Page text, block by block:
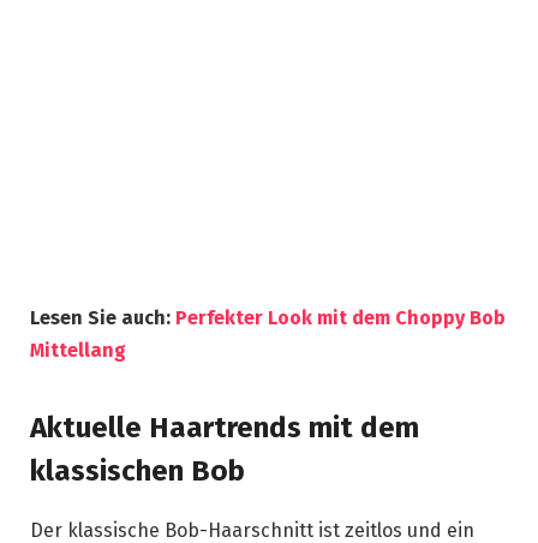
Lesen Sie auch: Perfekter Look mit dem Choppy Bob
Mittellang
Aktuelle Haartrends mit dem
klassischen Bob
Der klassische Bob-Haarschnitt ist zeitlos und ein